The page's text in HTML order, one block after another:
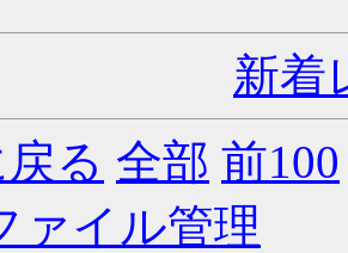
新着
る 全部 前100
ァイル管理